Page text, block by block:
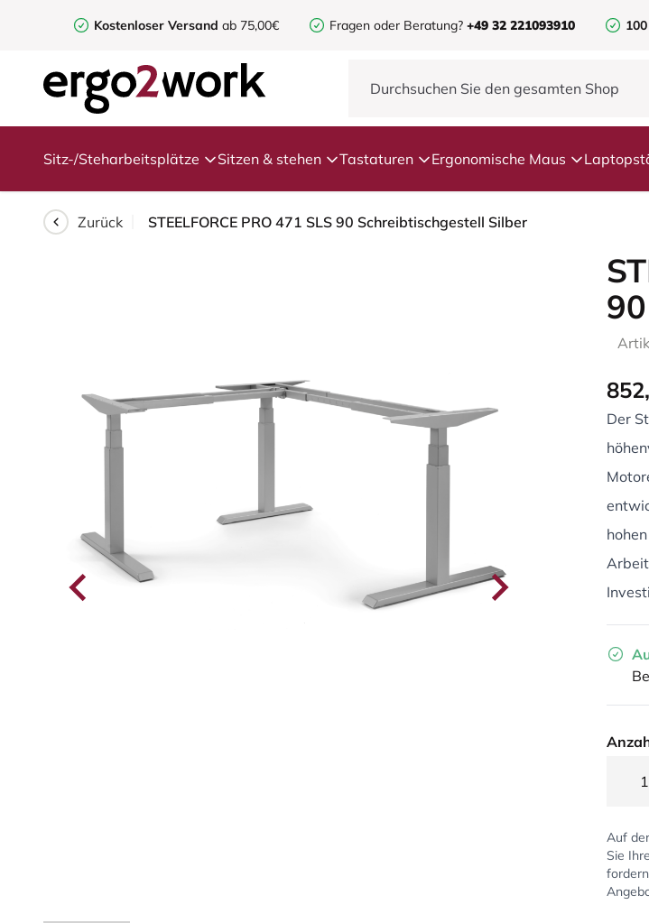
Kostenloser Versand ab 75,00€ Fragen oder Beratung? +49 32 221093910
Sitz-/Steharbeitsplätze Sitzen & stehen Tastaturen Ergonomische Maus
Zurück STEELFORCE PRO 471 SLS 90 Schreibtischgestell Silber
Der
Auf
Sie